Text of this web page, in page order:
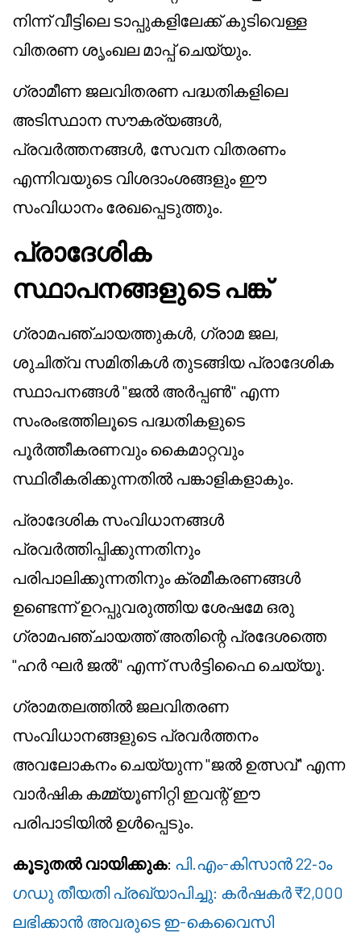
നിന്ന് വീട്ടിലെ ടാപ്പുകളിലേക്ക് കുടിവെള്ള
വിതരണ ശൃംഖല മാപ്പ് ചെയ്യും.
ഗ്രാമീണ ജലവിതരണ പദ്ധതികളിലെ
അടിസ്ഥാന സൗകര്യങ്ങൾ,
പ്രവർത്തനങ്ങൾ, സേവന വിതരണം
എന്നിവയുടെ വിശദാംശങ്ങളും ഈ
സംവിധാനം രേഖപ്പെടുത്തും.
പ്രാദേശിക
സ്ഥാപനങ്ങളുടെ പങ്ക്
ഗ്രാമപഞ്ചായത്തുകൾ, ഗ്രാമ ജല,
ശുചിത്വ സമിതികൾ തുടങ്ങിയ പ്രാദേശിക
സ്ഥാപനങ്ങൾ "ജൽ അർപ്പൺ" എന്ന
സംരംഭത്തിലൂടെ പദ്ധതികളുടെ
പൂർത്തീകരണവും കൈമാറ്റവും
സ്ഥിരീകരിക്കുന്നതിൽ പങ്കാളികളാകും.
പ്രാദേശിക സംവിധാനങ്ങൾ
പ്രവർത്തിപ്പിക്കുന്നതിനും
പരിപാലിക്കുന്നതിനും ക്രമീകരണങ്ങൾ
ഉണ്ടെന്ന് ഉറപ്പുവരുത്തിയ ശേഷമേ ഒരു
ഗ്രാമപഞ്ചായത്ത് അതിന്റെ പ്രദേശത്തെ
"ഹർ ഘർ ജൽ" എന്ന് സർട്ടിഫൈ ചെയ്യൂ.
ഗ്രാമതലത്തിൽ ജലവിതരണ
സംവിധാനങ്ങളുടെ പ്രവർത്തനം
അവലോകനം ചെയ്യുന്ന "ജൽ ഉത്സവ്" എന്ന
വാർഷിക കമ്മ്യൂണിറ്റി ഇവന്റ് ഈ
പരിപാടിയിൽ ഉൾപ്പെടും.
കൂടുതൽ വായിക്കുക: പി.എം-കിസാൻ 22-ാം
ഗഡു തീയതി പ്രഖ്യാപിച്ചു: കർഷകർ ₹2,000
ലഭിക്കാൻ അവരുടെ ഇ-കെവൈസി